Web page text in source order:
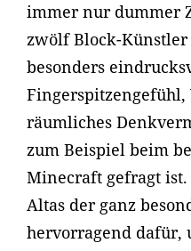
immer nur dummer
zwölf Block-
besonders
Fingerspitzengefühl,
räumliches
zum Beispiel beim
Minecraft gefragt ist.
Altas der ganz
hervorragend dafür,